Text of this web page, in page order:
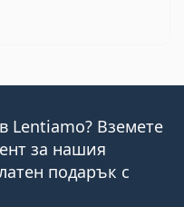
Lentiamo? Вземете
за нашия
подарък с